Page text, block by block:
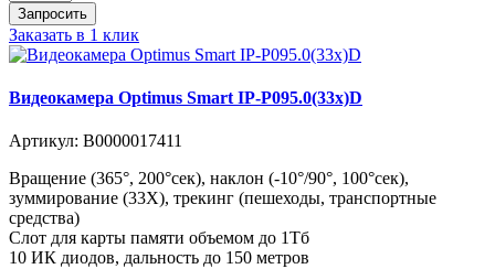
Запросить
Заказать в 1 клик
Видеокамера Optimus Smart IP-P095.0(33x)D
Артикул: В0000017411
Вращение (365°, 200°сек), наклон (-10°/90°, 100°сек),
зуммирование (33X), трекинг (пешеходы, транспортные
средства)
Слот для карты памяти объемом до 1Тб
10 ИК диодов, дальность до 150 метров